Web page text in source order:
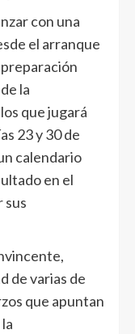
con una
el arranque
la
que jugará
23 y 30 de
calendario
en el
sus
de varias de
que apuntan